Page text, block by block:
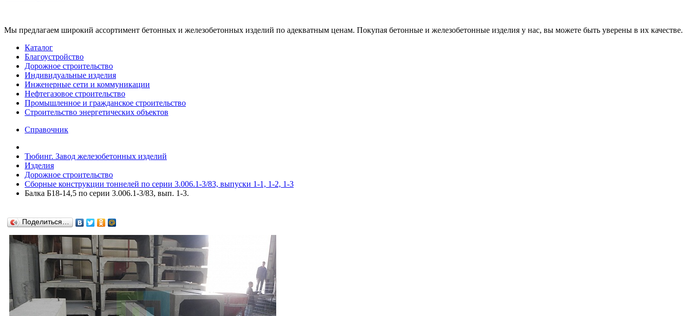
Мы предлагаем широкий ассортимент бетонных и железобетонных изделий по адекватным ценам. Покупая бетонные и железобетонные изделия у нас, вы можете быть уверены в их качестве.
Каталог
Благоустройство
Дорожное строительство
Индивидуальные изделия
Инженерные сети и коммуникации
Нефтегазовое строительство
Промышленное и гражданское строительство
Строительство энергетических объектов
Справочник
Тюбинг. Завод железобетонных изделий
Изделия
Дорожное строительство
Сборные конструкции тоннелей по серии 3.006.1-3/83, выпуски 1-1, 1-2, 1-3
Балка Б18-14,5 по серии 3.006.1-3/83, вып. 1-3.
Поделиться…